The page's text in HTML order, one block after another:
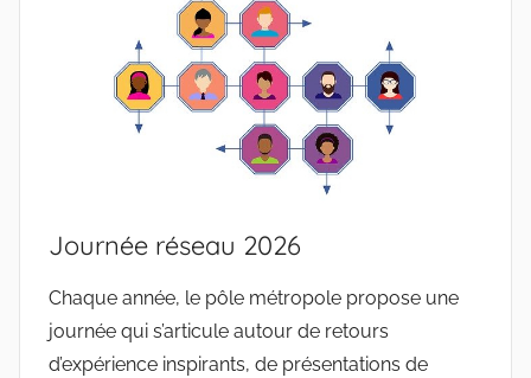
Journée réseau 2026
Chaque année, le pôle métropole propose une
journée qui s’articule autour de retours
d’expérience inspirants, de présentations de